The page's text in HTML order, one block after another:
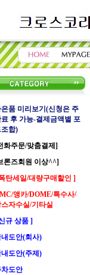
품 미리보기(신청은 주
후 가능-결제금액별 포
합)
화주문/맞춤결제]
론즈회원 이상^^]
탄세일/대량구매할인 ]
앵카/DOME/특수사/
자수실/기타실
규 상품 ]
도안(회사)
도안(주제)
차도안